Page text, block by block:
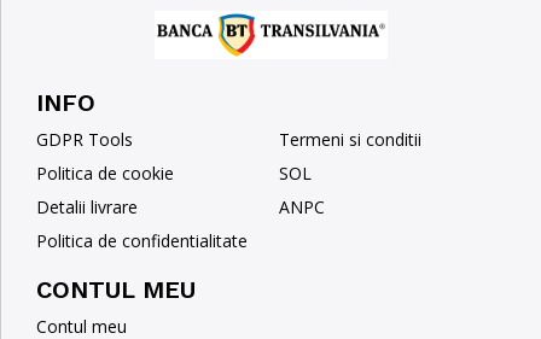
INFO
GDPR Tools
Politica de cookie
Detalii livrare
Politica de confidentialitate
Termeni si conditii
SOL
ANPC
CONTUL MEU
Contul meu